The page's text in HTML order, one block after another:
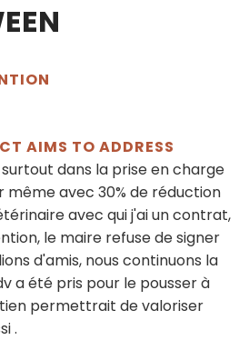
AIMS TO ADDRESS
dans la prise en charge
même avec 30% de réduction
avec qui j'ai un contrat,
le maire refuse de signer
d'amis, nous continuons la
a été pris pour le pousser à
permettrait de valoriser
.